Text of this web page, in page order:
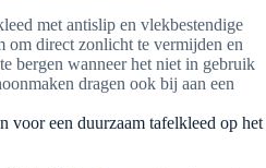
met antislip en vlekbestendige
om direct zonlicht te vermijden en
bergen wanneer het niet in gebruik
dragen ook bij aan een
voor een duurzaam tafelkleed op het